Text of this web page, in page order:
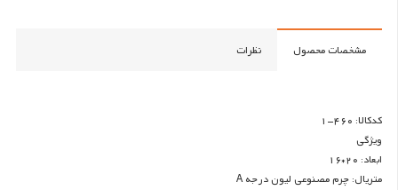
مشخصات محصول نظرات
کدکالا: 460-1
ویژگی
ابعاد: 20*16
متریال: چرم مصنوعی لیون درجه A